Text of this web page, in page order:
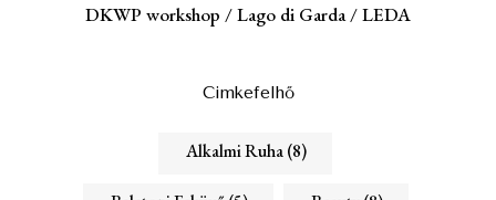
DKWP workshop / Lago di Garda / LEDA
Cimkefelhő
Alkalmi Ruha(8)